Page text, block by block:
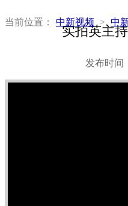
当前位置： 中新视频 > 中
实拍英主
发布时间